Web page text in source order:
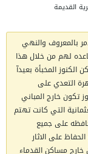
القديمة
بالمعروف والنهي
لهم من خلال هذا
الكنوز المخبأة بعيدآ
التعدي على
تكون خارج المباني
التي كانت تهتم
على جميع
على الاثار
خارج مساكن القدماء